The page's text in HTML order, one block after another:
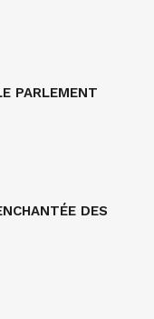
PARLEMENT
DES